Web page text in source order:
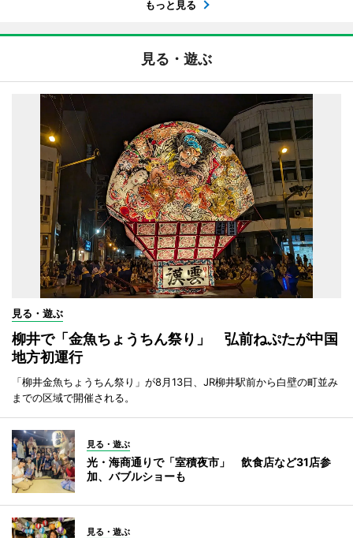
もっと見る
見る・遊ぶ
見る・遊ぶ
柳井で「金魚ちょうちん祭り」 弘前ねぷたが中国
地方初運行
「柳井金魚ちょうちん祭り」が8月13日、JR柳井駅前から白壁の町並み
までの区域で開催される。
見る・遊ぶ
光・海商通りで「室積夜市」 飲食店など31店参
加、バブルショーも
見る・遊ぶ